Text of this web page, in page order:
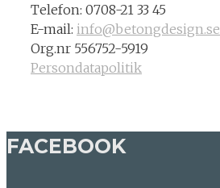
Telefon: 0708-21 33 45
E-mail: info@betongdesign.se
Org.nr 556752-5919
Persondatapolitik
FACEBOOK